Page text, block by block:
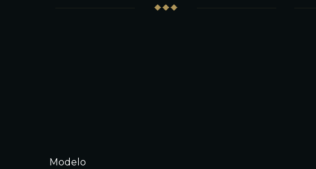
Modelo